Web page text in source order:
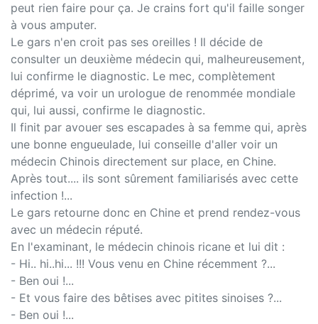
peut rien faire pour ça. Je crains fort qu'il faille songer
à vous amputer.
Le gars n'en croit pas ses oreilles ! Il décide de
consulter un deuxième médecin qui, malheureusement,
lui confirme le diagnostic. Le mec, complètement
déprimé, va voir un urologue de renommée mondiale
qui, lui aussi, confirme le diagnostic.
Il finit par avouer ses escapades à sa femme qui, après
une bonne engueulade, lui conseille d'aller voir un
médecin Chinois directement sur place, en Chine.
Après tout.... ils sont sûrement familiarisés avec cette
infection !...
Le gars retourne donc en Chine et prend rendez-vous
avec un médecin réputé.
En l'examinant, le médecin chinois ricane et lui dit :
- Hi.. hi..hi... !!! Vous venu en Chine récemment ?...
- Ben oui !...
- Et vous faire des bêtises avec pitites sinoises ?...
- Ben oui !...